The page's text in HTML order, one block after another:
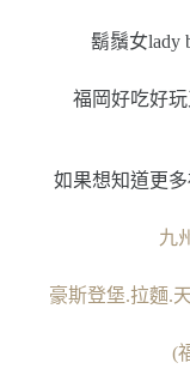
鬍鬚女lady
福岡好吃好
如果想知道更
九
豪斯登堡.拉麵.
(